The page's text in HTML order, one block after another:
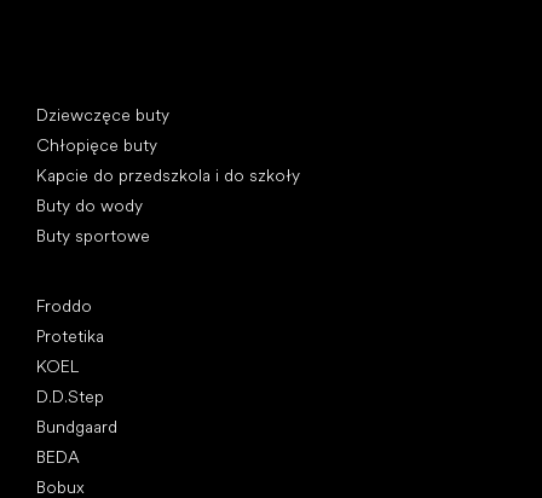
Dziewczęce buty
Chłopięce buty
Kapcie do przedszkola i do szkoły
Buty do wody
Buty sportowe
Froddo
Protetika
KOEL
D.D.Step
Bundgaard
BEDA
Bobux